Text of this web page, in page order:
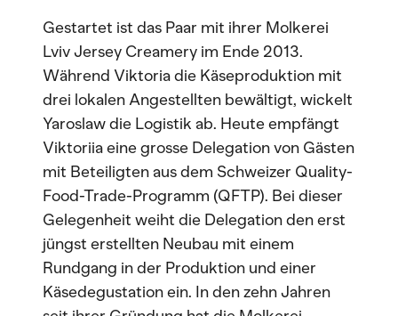
Gestartet ist das Paar mit ihrer Molkerei
Lviv Jersey Creamery im Ende 2013.
Während Viktoria die Käseproduktion mit
drei lokalen Angestellten bewältigt, wickelt
Yaroslaw die Logistik ab. Heute empfängt
Viktoriia eine grosse Delegation von Gästen
mit Beteiligten aus dem Schweizer Quality-
Food-Trade-Programm (QFTP). Bei dieser
Gelegenheit weiht die Delegation den erst
jüngst erstellten Neubau mit einem
Rundgang in der Produktion und einer
Käsedegustation ein. In den zehn Jahren